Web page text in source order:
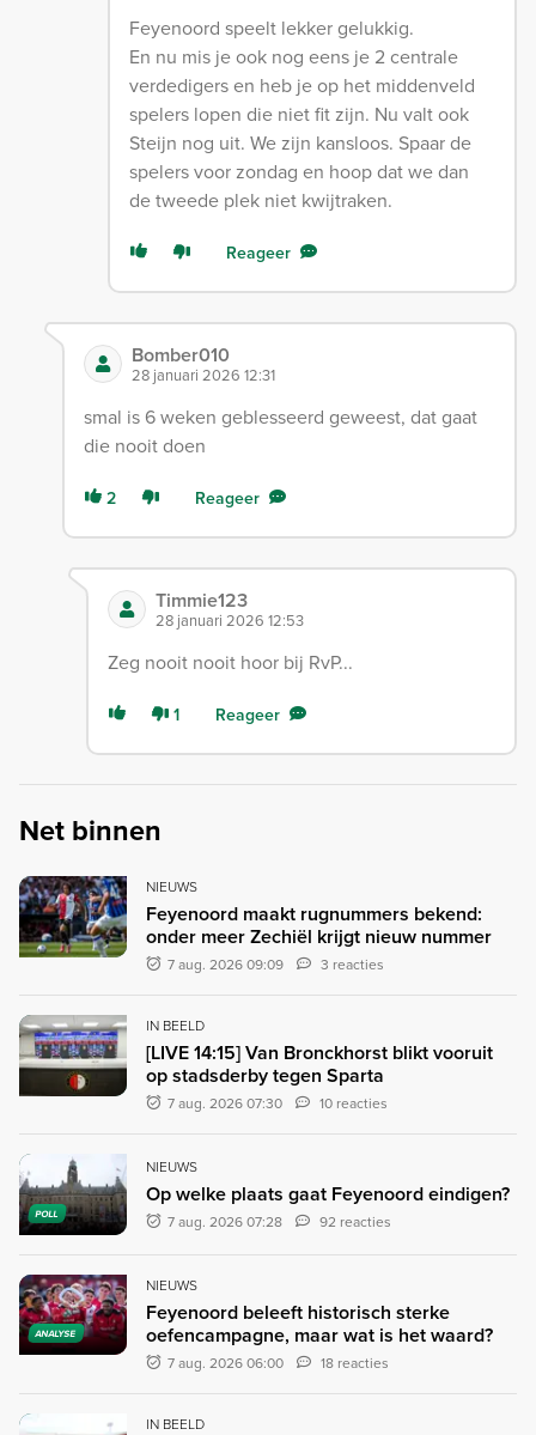
Feyenoord speelt lekker gelukkig.
En nu mis je ook nog eens je 2 centrale
verdedigers en heb je op het middenveld
spelers lopen die niet fit zijn. Nu valt ook
Steijn nog uit. We zijn kansloos. Spaar de
spelers voor zondag en hoop dat we dan
de tweede plek niet kwijtraken.
Reageer
Bomber010
28 januari 2026 12:31
smal is 6 weken geblesseerd geweest, dat gaat
die nooit doen
2 Reageer
Timmie123
28 januari 2026 12:53
Zeg nooit nooit hoor bij RvP...
1 Reageer
Net binnen
NIEUWS
Feyenoord maakt rugnummers bekend:
onder meer Zechiël krijgt nieuw nummer
7 aug. 2026 09:09 3 reacties
IN BEELD
[LIVE 14:15] Van Bronckhorst blikt vooruit
op stadsderby tegen Sparta
7 aug. 2026 07:30 10 reacties
POLL
NIEUWS
Op welke plaats gaat Feyenoord eindigen?
7 aug. 2026 07:28 92 reacties
ANALYSE
NIEUWS
Feyenoord beleeft historisch sterke
oefencampagne, maar wat is het waard?
7 aug. 2026 06:00 18 reacties
IN BEELD